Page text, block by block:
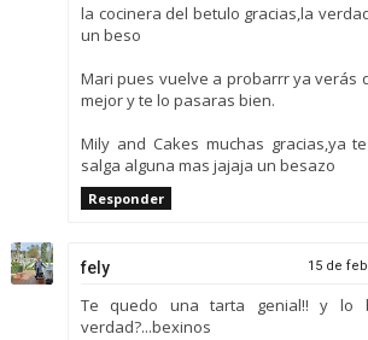
la cocinera del betulo gracias,la
un beso
Mari pues vuelve a probarrr ya verás
mejor y te lo pasaras bien.
Mily and Cakes muchas gracias,ya
salga alguna mas jajaja un besazo
Responder
fely 15 de
Te quedo una tarta genial!! y lo
verdad?...bexinos